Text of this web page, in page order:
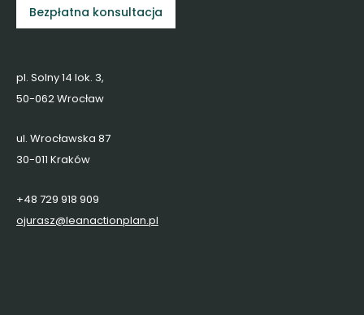
Bezpłatna konsultacja
pl. Solny 14 lok. 3,
50-062 Wrocław
ul. Wrocławska 87
30-011 Kraków
+48 729 918 909
ojurasz@leanactionplan.pl